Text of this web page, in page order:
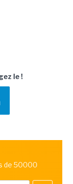
le !
de 50000